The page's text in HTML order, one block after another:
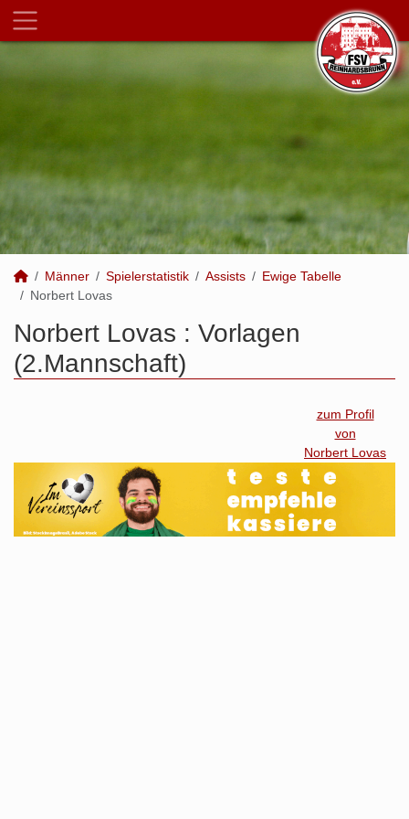
Männer Spielerstatistik Assists
Ewige Tabelle
Norbert Lovas
Norbert Lovas : Vorlagen
(2.Mannschaft)
zum Profil
von
Norbert Lovas